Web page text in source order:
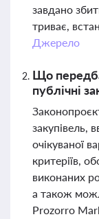
завдано
триває,
Джерело
Що
публічні
закупівель,
очікуваної
критеріїв,
виконаних
а також
Prozorro